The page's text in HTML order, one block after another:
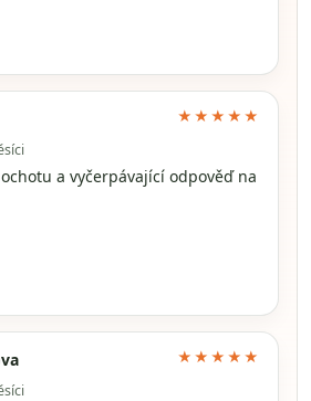
★★★★★
a vyčerpávající odpověď na
★★★★★